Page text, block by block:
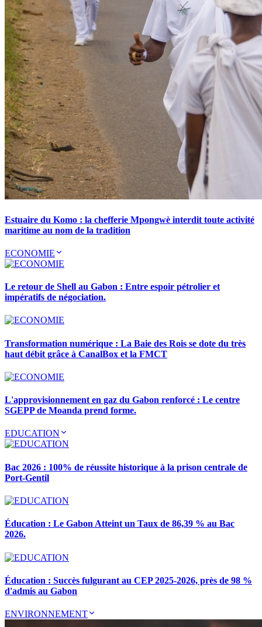
Estuaire du Komo : la chefferie Mpongwè interdit toute activité
maritime au nom de la tradition
ECONOMIE
Le retour de Shell au Gabon : Entre espoir pétrolier et
impératifs de négociation.
Transformation numérique : La Baie des Rois se dote du très
haut débit grâce à CanalBox et la FMCT
L'approvisionnement en gaz du Gabon renforcé : Le centre
SGEPP de Moanda prend forme.
EDUCATION
Bac 2026 : 100% de réussite historique à la prison centrale de
Port-Gentil
Éducation : Le Gabon Atteint un Taux de 86,39 % au Bac
2026.
Éducation : Succès fulgurant au CEP 2025-2026, près de 98 %
d'admis au Gabon
ENVIRONNEMENT